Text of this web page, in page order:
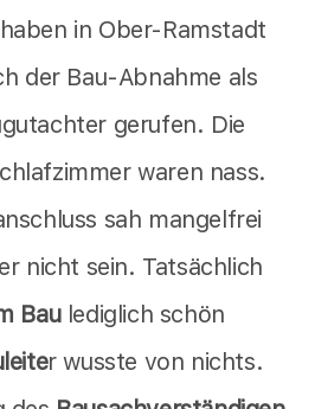
in Ober-Ramstadt
der Bau-Abnahme als
gerufen. Die
waren nass.
sah mangelfrei
nicht sein. Tatsächlich
Baulediglich schön
r wusste von nichts.